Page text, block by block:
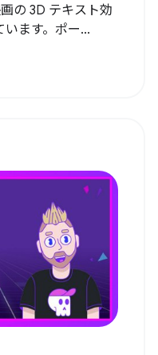
の 3D テキスト効
います。ポー...